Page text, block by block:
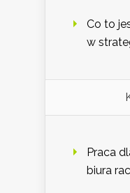
Co to
w
Praca
biura